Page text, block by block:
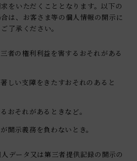
をいただくこととなります。以下の
は、お客さま等の個人情報の開示に
了承ください。
者の権利利益を害するおそれがある
しい支障をきたすおそれのあると
おそれがあるときなど。
開示義務を負わないとき。
データ又は第三者提供記録の開示の